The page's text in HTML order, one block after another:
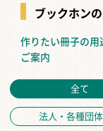
ブックホンの
作りたい冊子の用
ご案内
全て
法人・各種団